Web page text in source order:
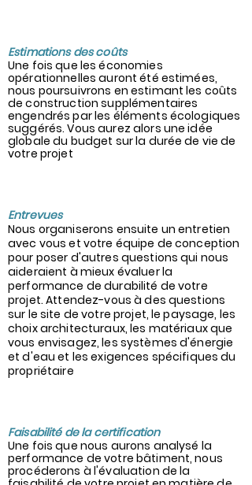
Estimations des coûts
Une fois que les économies
opérationnelles auront été estimées,
nous poursuivrons en estimant les coûts
de construction supplémentaires
engendrés par les éléments écologiques
suggérés. Vous aurez alors une idée
globale du budget sur la durée de vie de
votre projet
Entrevues
Nous organiserons ensuite un entretien
avec vous et votre équipe de conception
pour poser d'autres questions qui nous
aideraient à mieux évaluer la
performance de durabilité de votre
projet. Attendez-vous à des questions
sur le site de votre projet, le paysage, les
choix architecturaux, les matériaux que
vous envisagez, les systèmes d'énergie
et d'eau et les exigences spécifiques du
propriétaire
Faisabilité de la certification
Une fois que nous aurons analysé la
performance de votre bâtiment, nous
procéderons à l'évaluation de la